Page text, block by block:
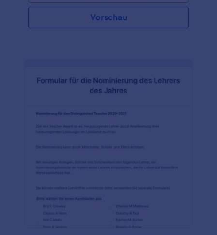
Anerkennung aufgrund von vorbildlicher Arbeit,
Bemühungen oder anderen Gründen zu nominieren,
indem es diese Vorlage für das
Als Organisator ist es mit diesem
Nominierungsformular ein Leichtes, die richtige
Vorschau